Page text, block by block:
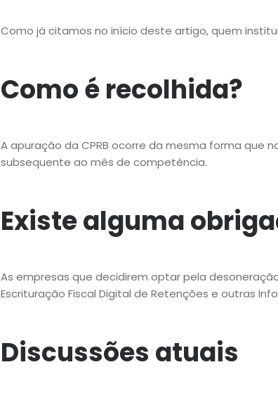
Como já citamos no início deste artigo, quem
Como é recolhida?
A apuração da CPRB ocorre da mesma forma que
subsequente ao mês de competência.
Existe alguma
As empresas que decidirem optar pela
Escrituração Fiscal Digital de Retenções e outras
Discussões atuais